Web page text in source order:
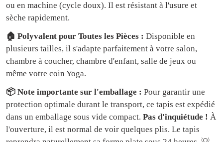
ou en machine (cycle doux). Il est résistant à l'usure et
sèche rapidement.
🏠 Polyvalent pour Toutes les Pièces : Disponible en
plusieurs tailles, il s'adapte parfaitement à votre salon,
chambre à coucher, chambre d'enfant, salle de jeux ou
même votre coin Yoga.
📦 Note importante sur l'emballage : Pour garantir une
protection optimale durant le transport, ce tapis est expédié
dans un emballage sous vide compact. Pas d'inquiétude ! À
l'ouverture, il est normal de voir quelques plis. Le tapis